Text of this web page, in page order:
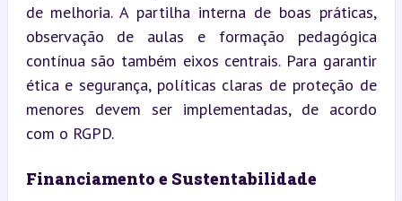
de melhoria. A partilha interna de boas práticas,
observação de aulas e formação pedagógica
contínua são também eixos centrais. Para garantir
ética e segurança, políticas claras de proteção de
menores devem ser implementadas, de acordo
com o RGPD.
Financiamento e Sustentabilidade